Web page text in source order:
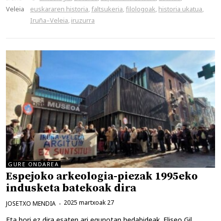
Veleia
euskararen historia, faltsukeria,filologoak, historia ukatua,
Iruña–Veleia, iruzurra
GURE ONDAREA
Espejoko arkeologia-piezak 1995eko
indusketa batekoak dira
2025 martxoak 27
JOSETXO MENDIA